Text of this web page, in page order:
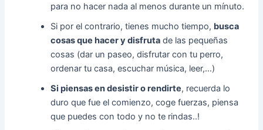
para no hacer nada al menos durante un mínuto.
Si por el contrario, tienes mucho tiempo, busca
cosas que hacer y disfruta de las pequeñas
cosas (dar un paseo, disfrutar con tu perro,
ordenar tu casa, escuchar música, leer,…)
Si piensas en desistir o rendirte, recuerda lo
duro que fue el comienzo, coge fuerzas, piensa
que puedes con todo y no te rindas..!